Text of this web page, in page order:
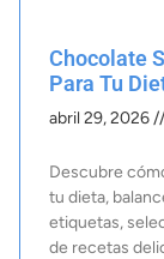
Chocolate
Para Tu
abril 29, 2026
Descubre
tu dieta,
etiquetas,
de recetas